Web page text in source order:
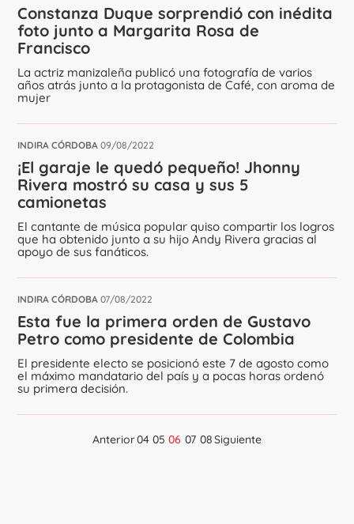
Constanza Duque sorprendió con inédita
foto junto a Margarita Rosa de
Francisco
La actriz manizaleña publicó una fotografía de varios
años atrás junto a la protagonista de Café, con aroma de
mujer
INDIRA CÓRDOBA 09/08/2022
¡El garaje le quedó pequeño! Jhonny
Rivera mostró su casa y sus 5
camionetas
El cantante de música popular quiso compartir los logros
que ha obtenido junto a su hijo Andy Rivera gracias al
apoyo de sus fanáticos.
INDIRA CÓRDOBA 07/08/2022
Esta fue la primera orden de Gustavo
Petro como presidente de Colombia
El presidente electo se posicionó este 7 de agosto como
el máximo mandatario del país y a pocas horas ordenó
su primera decisión.
Anterior04 05 06 07 08Siguiente